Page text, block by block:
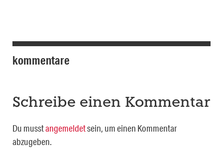
kommentare
Schreibe einen Kommentar
Du musstangemeldetsein, um einen Kommentar
abzugeben.